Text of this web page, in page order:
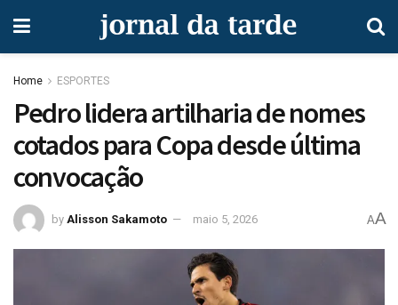
Home ESPORTES
Pedro lidera artilharia de nomes
cotados para Copa desde última
convocação
by Alisson Sakamoto maio 5, 2026 AA